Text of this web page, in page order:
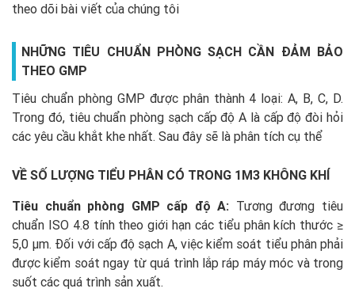
theo dõi bài viết của chúng tôi
NHỮNG TIÊU CHUẨN PHÒNG SẠCH CẦN ĐẢM BẢO
THEO GMP
Tiêu chuẩn phòng GMP được phân thành 4 loại: A, B, C, D.
Trong đó, tiêu chuẩn phòng sạch cấp độ A là cấp độ đòi hỏi
các yêu cầu khắt khe nhất. Sau đây sẽ là phân tích cụ thể
VỀ SỐ LƯỢNG TIỂU PHÂN CÓ TRONG 1M3 KHÔNG KHÍ
Tiêu chuẩn phòng GMP cấp độ A: Tương đương tiêu
chuẩn ISO 4.8 tính theo giới hạn các tiểu phân kích thước ≥
5,0 µm. Đối với cấp độ sạch A, việc kiểm soát tiểu phân phải
được kiểm soát ngay từ quá trình lắp ráp máy móc và trong
suốt các quá trình sản xuất.